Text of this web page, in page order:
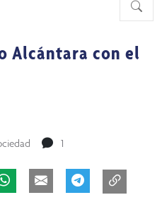
Alcántara con el
1